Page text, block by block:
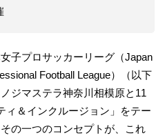
子プロサッカーリーグ（Japan
Football League）（以下
ジマステラ神奈川相模原と11
ィ＆インクルージョン」をテー
の一つのコンセプトが、これ